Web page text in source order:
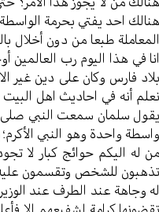
هنالك احد يفتي بحرمة الواسطة
المعاملة طبعا من دون أخلال
انا في هذا اليوم رب
بلاد فارس وكان على دين غير
نعلم أنه في احاديث اهل
يقول سلمان سمعت النبي صلى
واسطة واحدة وهو النبي
من له اليكم حوائج كبار لا
تذهبون للشخص وتقسمون
له وجاهة عند الطرف عند